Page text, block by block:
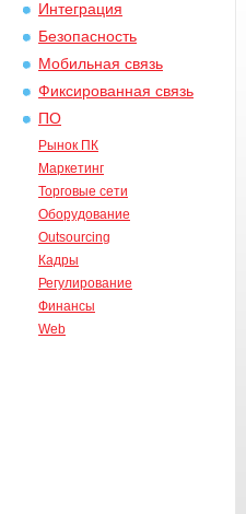
Интеграция
Безопасность
Мобильная связь
Фиксированная связь
ПО
Рынок ПК
Маркетинг
Торговые сети
Оборудование
Outsourcing
Кадры
Регулирование
Финансы
Web